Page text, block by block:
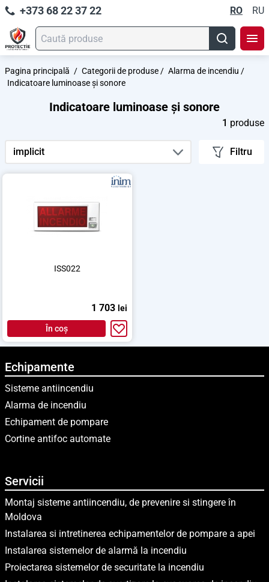
+373 68 22 37 22 RO RU
Pagina principală / Categorii de produse / Alarma de incendiu /
Indicatoare luminoase și sonore
Indicatoare luminoase și sonore
1 produse
implicit Filtru
ISS022
1 703 lei
În coș
Echipamente
Sisteme antiincendiu
Alarma de incendiu
Echipament de pompare
Cortine antifoc automate
Servicii
Montaj sisteme antiincendiu, de prevenire si stingere în
Moldova
Instalarea si intretinerea echipamentelor de pompare a apei
Instalarea sistemelor de alarmă la incendiu
Proiectarea sistemelor de securitate la incendiu